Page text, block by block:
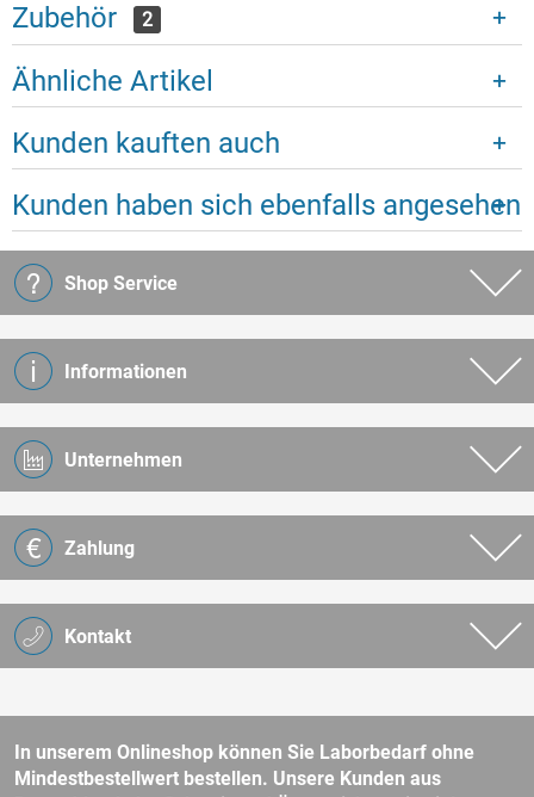
Zubehör 2
Ähnliche Artikel
Kunden kauften auch
Kunden haben sich ebenfalls angesehen
Kontakt
Shop Service
Informationen
Unternehmen
Zahlung
In unserem Onlineshop können Sie Laborbedarf ohne
Mindestbestellwert bestellen. Unsere Kunden aus